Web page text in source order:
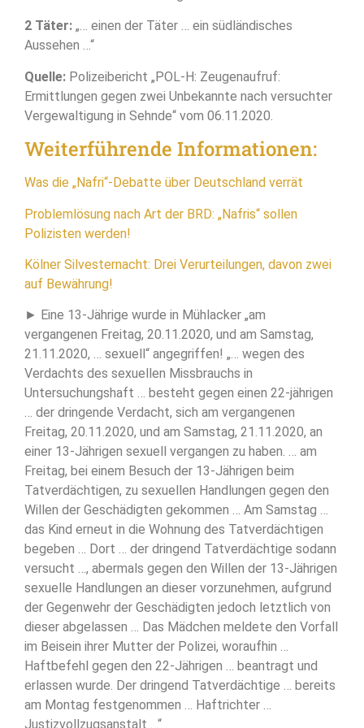
2 Täter: „… einen der Täter … ein südländisches
Aussehen …“
Quelle: Polizeibericht „POL-H: Zeugenaufruf:
Ermittlungen gegen zwei Unbekannte nach versuchter
Vergewaltigung in Sehnde“ vom 06.11.2020.
Weiterführende Informationen:
Was die „Nafri“-Debatte über Deutschland verrät
Problemlösung nach Art der BRD: „Nafris“ sollen
Polizisten werden!
Kölner Silvesternacht: Drei Verurteilungen, davon zwei
auf Bewährung!
► Eine 13-Jährige wurde in Mühlacker „am
vergangenen Freitag, 20.11.2020, und am Samstag,
21.11.2020, … sexuell“ angegriffen! „… wegen des
Verdachts des sexuellen Missbrauchs in
Untersuchungshaft … besteht gegen einen 22-jährigen
… der dringende Verdacht, sich am vergangenen
Freitag, 20.11.2020, und am Samstag, 21.11.2020, an
einer 13-Jährigen sexuell vergangen zu haben. … am
Freitag, bei einem Besuch der 13-Jährigen beim
Tatverdächtigen, zu sexuellen Handlungen gegen den
Willen der Geschädigten gekommen … Am Samstag …
das Kind erneut in die Wohnung des Tatverdächtigen
begeben … Dort … der dringend Tatverdächtige sodann
versucht …, abermals gegen den Willen der 13-Jährigen
sexuelle Handlungen an dieser vorzunehmen, aufgrund
der Gegenwehr der Geschädigten jedoch letztlich von
dieser abgelassen … Das Mädchen meldete den Vorfall
im Beisein ihrer Mutter der Polizei, woraufhin …
Haftbefehl gegen den 22-Jährigen … beantragt und
erlassen wurde. Der dringend Tatverdächtige … bereits
am Montag festgenommen … Haftrichter …
Justizvollzugsanstalt …“